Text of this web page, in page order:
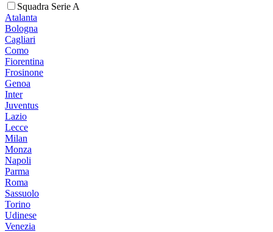
Squadra Serie A
Atalanta
Bologna
Cagliari
Como
Fiorentina
Frosinone
Genoa
Inter
Juventus
Lazio
Lecce
Milan
Monza
Napoli
Parma
Roma
Sassuolo
Torino
Udinese
Venezia